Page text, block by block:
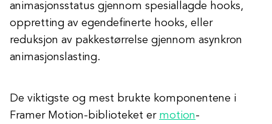
animasjonsstatus gjennom spesiallagde hooks,
oppretting av egendefinerte hooks, eller
reduksjon av pakkestørrelse gjennom asynkron
animasjonslasting.
De viktigste og mest brukte komponentene i
Framer Motion-biblioteket er motion-